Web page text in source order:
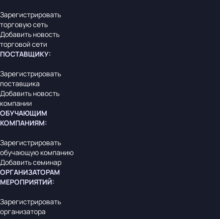
Зарегистрировать
торговую сеть
Добавить новость
торговой сети
ПОСТАВЩИКУ:
Зарегистрировать
поставщика
Добавить новость
компании
ОБУЧАЮЩИМ
КОМПАНИЯМ:
Зарегистрировать
обучающую компанию
Добавить семинар
ОРГАНИЗАТОРАМ
МЕРОПРИЯТИЙ:
Зарегистрировать
организатора